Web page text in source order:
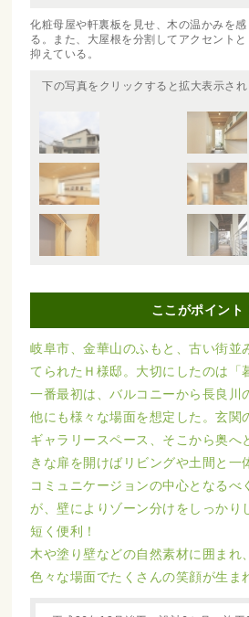
化粧母屋や軒裏板を見せ、木の温かみを
る。また、大屋根を分割してアクセント
抑えている。
下の写真をクリックすると拡大表示され
ここがポイント
岐阜市、金華山のふもと、古い街並
てられたＨ様邸。大切にしたのは「
一番最初は、バルコニーから長良川
他にも様々な場面を想定した。玄関
ギャラリースペース、そこから奥へ
きな扉を開けばリビングや土間と一
コミュニケージョンの中心となるべ
が、壁によりゾーン分けをしっかり
短く便利！
木や塗り壁などの自然素材に囲まれ
色々な場面でたくさんの笑顔が生ま